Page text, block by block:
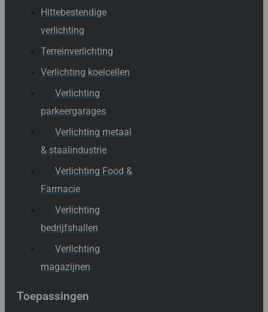
Hittebestendige
verlichting
Terreinverlichting
Verlichting koelcellen
Verlichting
parkeergarages
Verlichting metaal
& staalindustrie
Verlichting Food &
Farmacie
Verlichting
bedrijfshallen
Verlichting
magazijnen
Toepassingen